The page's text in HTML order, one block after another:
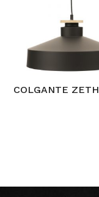
COLGANTE ZETH